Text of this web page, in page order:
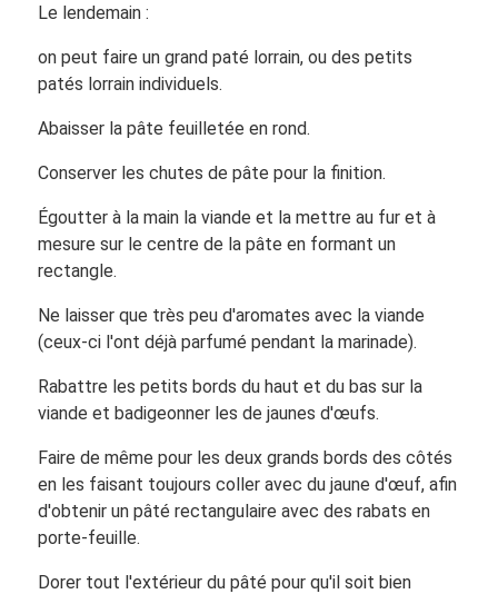
Le lendemain :
on peut faire un grand paté lorrain, ou des petits
patés lorrain individuels.
Abaisser la pâte feuilletée en rond.
Conserver les chutes de pâte pour la finition.
Égoutter à la main la viande et la mettre au fur et à
mesure sur le centre de la pâte en formant un
rectangle.
Ne laisser que très peu d'aromates avec la viande
(ceux-ci l'ont déjà parfumé pendant la marinade).
Rabattre les petits bords du haut et du bas sur la
viande et badigeonner les de jaunes d'œufs.
Faire de même pour les deux grands bords des côtés
en les faisant toujours coller avec du jaune d'œuf, afin
d'obtenir un pâté rectangulaire avec des rabats en
porte-feuille.
Dorer tout l'extérieur du pâté pour qu'il soit bien